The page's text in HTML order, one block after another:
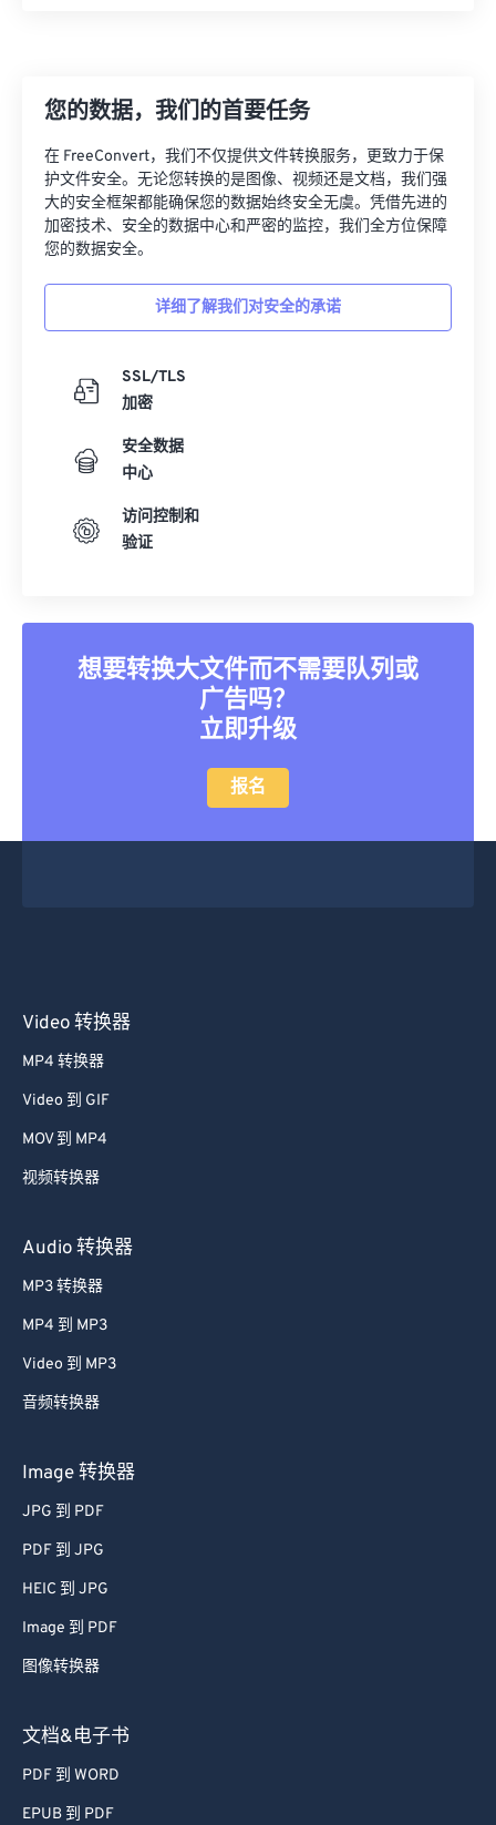
您的数据，我们的首要任务
在 FreeConvert，我们不仅提供文件转换服务，更致力于保
护文件安全。无论您转换的是图像、视频还是文档，我们强
大的安全框架都能确保您的数据始终安全无虞。凭借先进的
加密技术、安全的数据中心和严密的监控，我们全方位保障
您的数据安全。
详细了解我们对安全的承诺
SSL/TLS
加密
安全数据
中心
访问控制和
验证
想要转换大文件而不需要队列或
广告吗？
立即升级
报名
Video 转换器
MP4 转换器
Video 到 GIF
MOV 到 MP4
视频转换器
Audio 转换器
MP3 转换器
MP4 到 MP3
Video 到 MP3
音频转换器
Image 转换器
JPG 到 PDF
PDF 到 JPG
HEIC 到 JPG
Image 到 PDF
图像转换器
文档&电子书
PDF 到 WORD
EPUB 到 PDF